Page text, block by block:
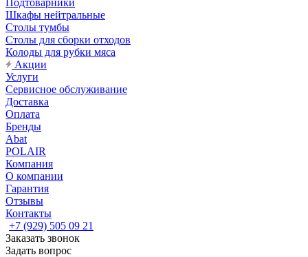
Подтоварники
Шкафы нейтральные
Столы тумбы
Столы для сборки отходов
Колоды для рубки мяса
Акции
Услуги
Сервисное обслуживание
Доставка
Оплата
Бренды
Abat
POLAIR
Компания
О компании
Гарантия
Отзывы
Контакты
+7 (929) 505 09 21
Заказать звонок
Задать вопрос